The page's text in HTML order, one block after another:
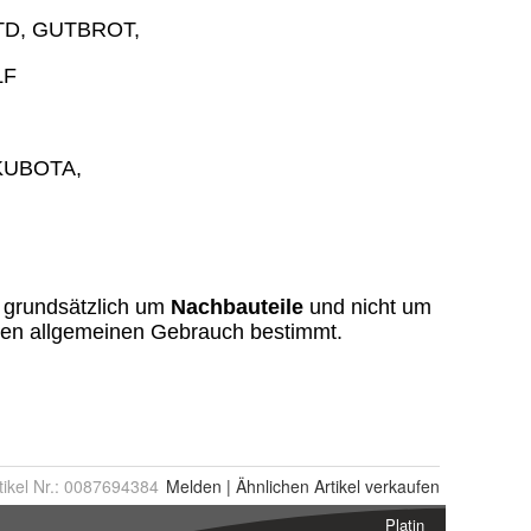
Nr.: 0087694384 Melden | Ähnlichen Artikel verkaufen
Platin